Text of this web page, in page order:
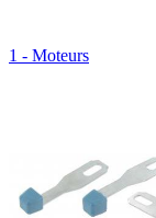
1 - Moteurs